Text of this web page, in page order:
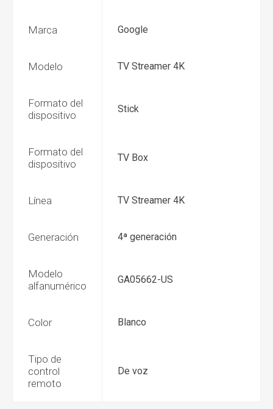
Marca Google
Modelo TV Streamer 4K
Formato del
dispositivo
Stick
Formato del
dispositivo
TV Box
Línea TV Streamer 4K
Generación 4ª generación
Modelo
alfanumérico
GA05662-US
Color Blanco
Tipo de
control
remoto
De voz